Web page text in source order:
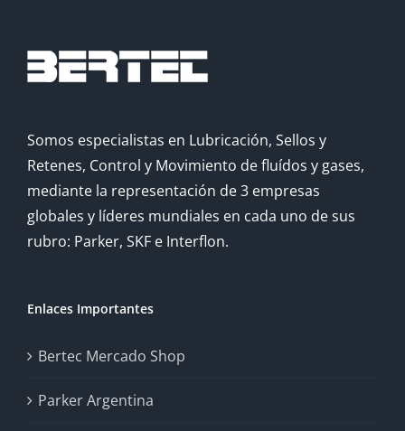
Somos especialistas en Lubricación, Sellos y
Retenes, Control y Movimiento de fluídos y gases,
mediante la representación de 3 empresas
globales y líderes mundiales en cada uno de sus
rubro: Parker, SKF e Interflon.
Enlaces Importantes
Bertec Mercado Shop
Parker Argentina